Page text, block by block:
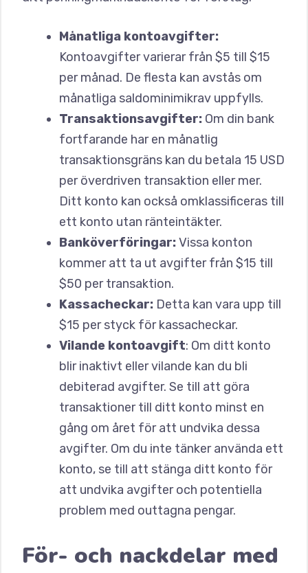
Månatliga kontoavgifter:
Kontoavgifter varierar från $5 till $15
per månad. De flesta kan avstås om
månatliga saldominimikrav uppfylls.
Transaktionsavgifter: Om din bank
fortfarande har en månatlig
transaktionsgräns kan du betala 15 USD
per överdriven transaktion eller mer.
Ditt konto kan också omklassificeras till
ett konto utan ränteintäkter.
Banköverföringar:Vissa konton
kommer att ta ut avgifter från $15 till
$50 per transaktion.
Kassacheckar: Detta kan vara upp till
$15 per styck för kassacheckar.
Vilande kontoavgift: Om ditt konto
blir inaktivt eller vilande kan du bli
debiterad avgifter. Se till att göra
transaktioner till ditt konto minst en
gång om året för att undvika dessa
avgifter. Om du inte tänker använda ett
konto, se till att stänga ditt konto för
att undvika avgifter och potentiella
problem med outtagna pengar.
För- och nackdelar med